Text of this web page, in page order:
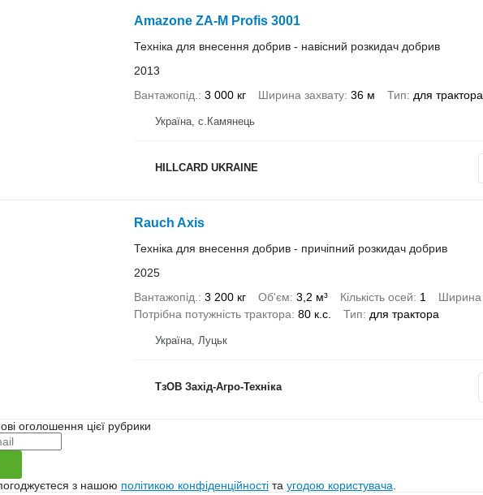
Amazone ZA-M Profis 3001
Техніка для внесення добрив - навісний розкидач добрив
2013
Вантажопід.
3 000 кг Ширина захвату 36 м Тип для трактора
Україна, с.Камянець
HILLCARD UKRAINE
Rauch Axis
Техніка для внесення добрив - причіпний розкидач добрив
2025
Вантажопід.
3 200 кг Об'єм 3,2 м³ Кількість осей 1 Ширина
Потрібна потужність трактора 80 к.с. Тип для трактора
Україна, Луцьк
ТзОВ Захід-Агро-Техніка
оголошення цієї рубрики
з нашою політикою конфіденційностіта угодою користувача